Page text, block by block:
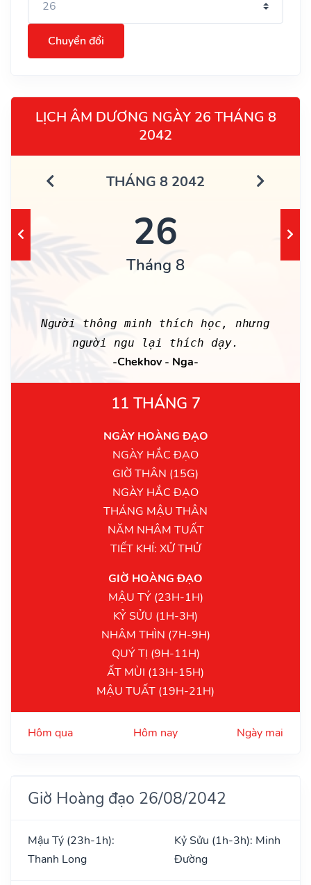
Chuyển đổi
LỊCH ÂM DƯƠNG NGÀY 26 THÁNG 8
2042
THÁNG 8 2042
26
Tháng 8
Người thông minh thích học, nhưng
người ngu lại thích dạy.
-Chekhov - Nga-
11 THÁNG 7
NGÀY HOÀNG ĐẠO
NGÀY HẮC ĐẠO
GIỜ THÂN (15G)
NGÀY HẮC ĐẠO
THÁNG MẬU THÂN
NĂM NHÂM TUẤT
TIẾT KHÍ: XỬ THỬ
GIỜ HOÀNG ĐẠO
MẬU TÝ (23H-1H)
KỶ SỬU (1H-3H)
NHÂM THÌN (7H-9H)
QUÝ TỊ (9H-11H)
ẤT MÙI (13H-15H)
MẬU TUẤT (19H-21H)
Hôm qua Hôm nay Ngày mai
Giờ Hoàng đạo 26/08/2042
Mậu Tý (23h-1h):
Thanh Long
Kỷ Sửu (1h-3h): Minh
Đường